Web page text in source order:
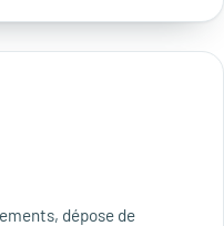
dépose de